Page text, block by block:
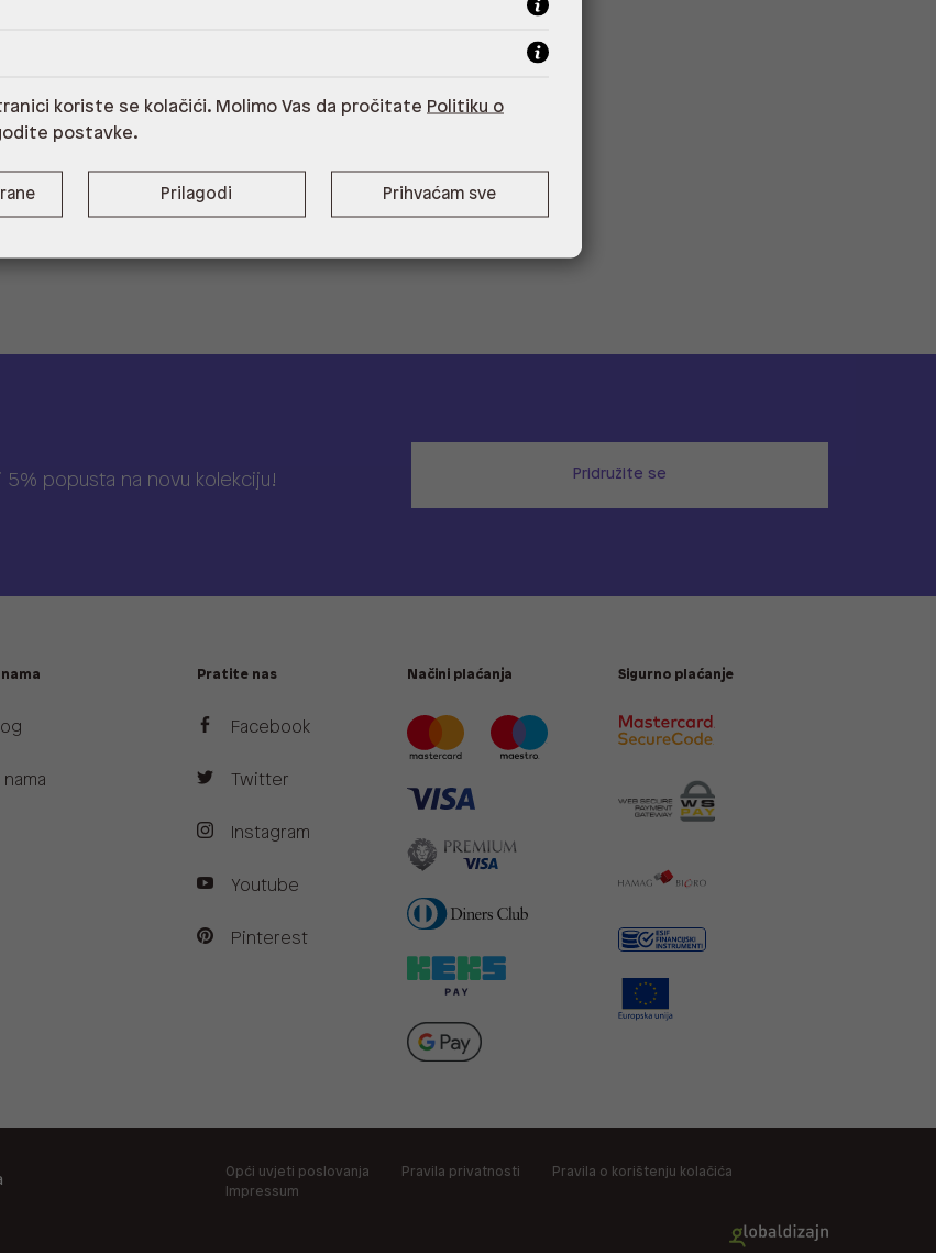
sukladno simbolima
5% popusta na novu kolekciju!
Pridružite se
nama
nama
Pratite nas
Facebook
Twitter
Instagram
Youtube
Pinterest
Načini plaćanja Sigurno plaćanje
Opći uvjeti poslovanja Pravila privatnosti
Pravila o korištenju kolačića
Impressum
koriste se kolačići. Molimo Vas da pročitate Politiku o
postavke.
Prilagodi Prihvaćam sve